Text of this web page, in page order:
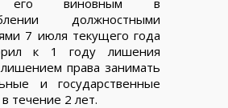
его виновным в
должностными
7 июля текущего года
к 1 году лишения
права занимать
и государственные
течение 2 лет.